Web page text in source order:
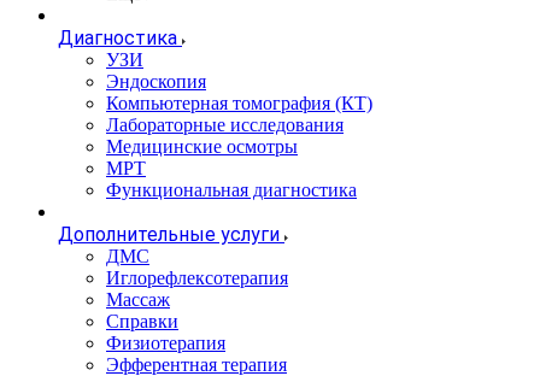
Диагностика
УЗИ
Эндоскопия
Компьютерная томография (КТ)
Лабораторные исследования
Медицинские осмотры
МРТ
Функциональная диагностика
Дополнительные услуги
ДМС
Иглорефлексотерапия
Массаж
Справки
Физиотерапия
Эфферентная терапия